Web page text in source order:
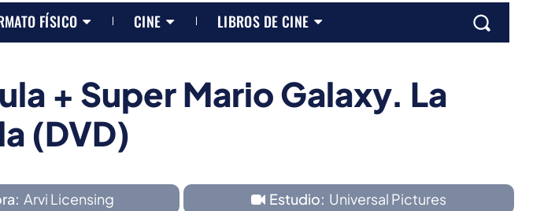
FÍSICO CINE LIBROS DE CINE
+ Super Mario Galaxy. La
(DVD)
Arvi Licensing Estudio: Universal Pictures